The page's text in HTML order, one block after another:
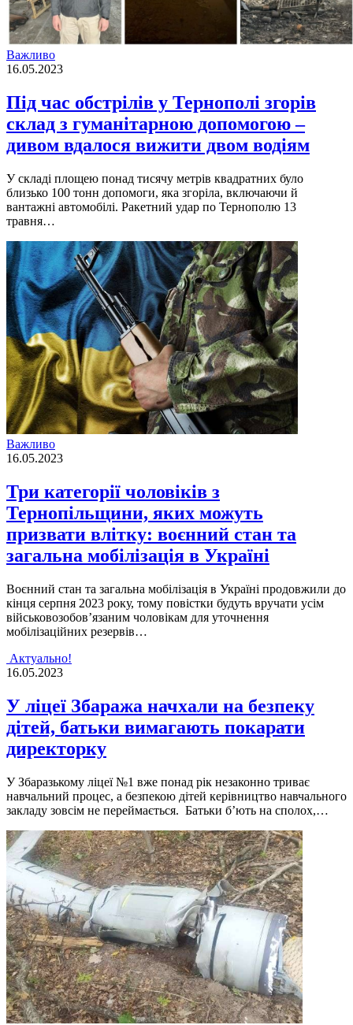
Важливо
16.05.2023
Під час обстрілів у Тернополі згорів
склад з гуманітарною допомогою –
дивом вдалося вижити двом водіям
У складi площею понад тисячу метрiв квадратних було
близько 100 тонн допомоги, яка згорiла, включаючи й
вантажнi автомобiлi. Ракетний удар по Тернополю 13
травня…
Важливо
16.05.2023
Три категорії чоловіків з
Тернопільщини, яких можуть
призвати влітку: воєнний cтaн тa
зaгaльнa мобiлiзaцiя в Укрaїнi
Воєнний cтaн тa зaгaльнa мобiлiзaцiя в Укрaїнi продовжили до
кiнця ceрпня 2023 року, тому повicтки будуть вручaти уciм
вiйcьковозобов’язaним чоловiкaм для уточнeння
мобiлiзaцiйних рeзeрвiв…
Актуально!
16.05.2023
У ліцеї Збаража начхали на безпеку
дітей, батьки вимагають покарати
директорку
У Збаразькому ліцеї №1 вже понад рік незаконно триває
навчальний процес, а безпекою дітей керівництво навчального
закладу зовсім не переймається. Батьки б’ють на сполох,…